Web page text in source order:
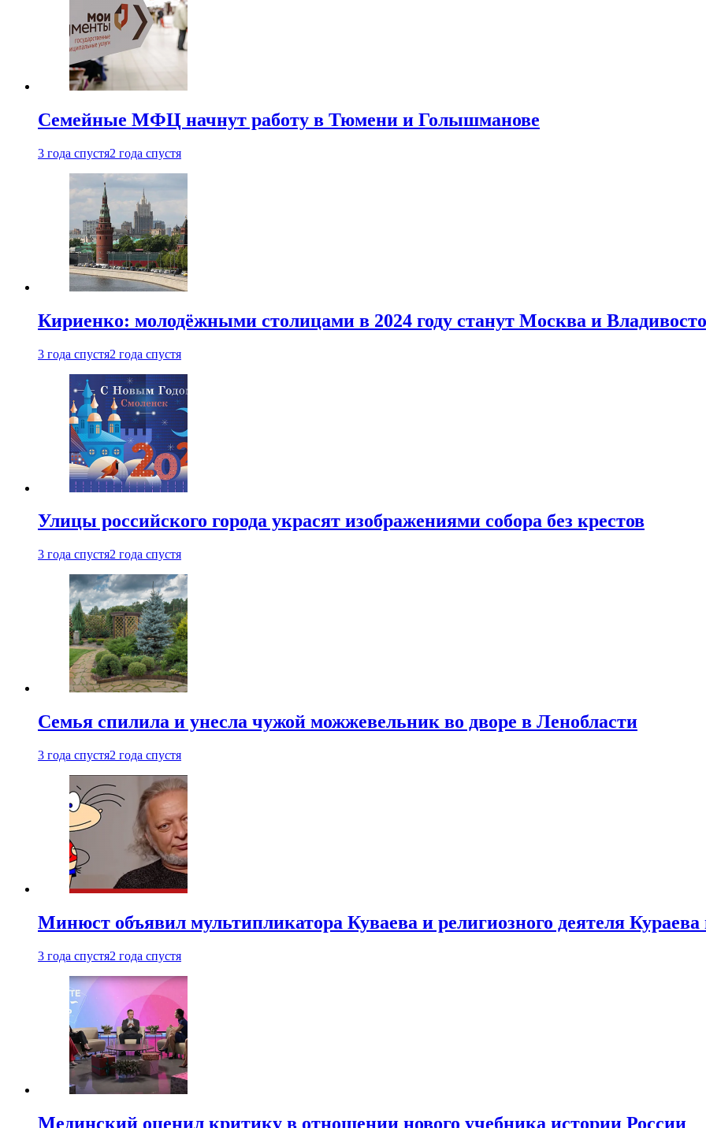
Семейные МФЦ начнут работу в Тюмени и Голышманове
3 года спустя2 года спустя
Кириенко: молодёжными столицами в 2024 году станут Москва и
3 года спустя2 года спустя
Улицы российского города украсят изображениями собора без крестов
3 года спустя2 года спустя
Семья спилила и унесла чужой можжевельник во дворе в Ленобласти
3 года спустя2 года спустя
Минюст объявил мультипликатора Куваева и религиозного деятеля
3 года спустя2 года спустя
Мединский оценил критику в отношении нового учебника истории России